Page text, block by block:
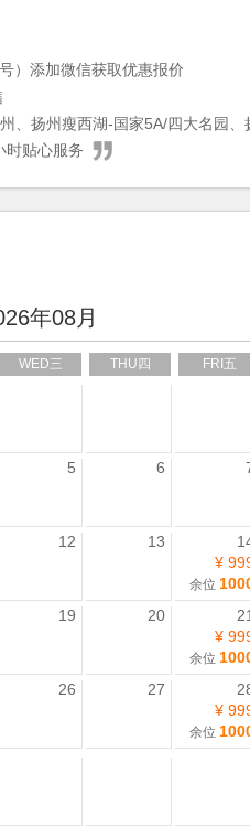
）添加微信获取优惠报价
、扬州瘦西湖-国家5A/四大名园
时贴心服务
年08月
WED三 THU四 FRI五
5 6
12 13
¥
余位
19 20
¥
余位
26 27
¥
余位